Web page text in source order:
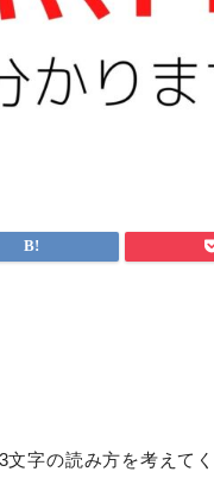
字の読み方を考えてく